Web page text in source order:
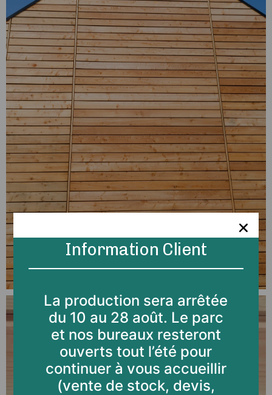
Information Client
La production sera arrêtée
du 10 au 28 août. Le parc
et nos bureaux resteront
ouverts tout l’été pour
continuer à vous accueillir
(vente de stock, devis,